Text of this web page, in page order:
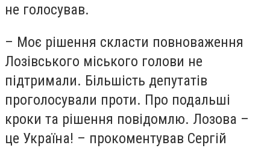
не голосував.
– Моє рішення скласти повноваження
Лозівського міського голови не
підтримали. Більшість депутатів
проголосували проти. Про подальші
кроки та рішення повідомлю. Лозова –
це Україна! – прокоментував Сергій